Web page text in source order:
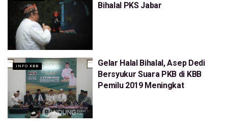
Bihalal PKS Jabar
INFO KBB
Gelar Halal Bihalal, Asep Dedi
Bersyukur Suara PKB di KBB
Pemilu 2019 Meningkat